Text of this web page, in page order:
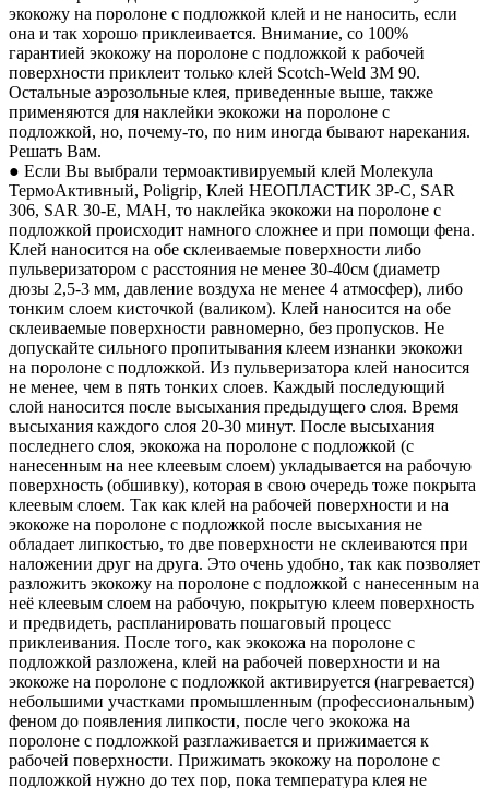
экокожу на поролоне с подложкой клей и не наносить, если
она и так хорошо приклеивается. Внимание, со 100%
гарантией экокожу на поролоне с подложкой к рабочей
поверхности приклеит только клей Scotch-Weld 3M 90.
Остальные аэрозольные клея, приведенные выше, также
применяются для наклейки экокожи на поролоне с
подложкой, но, почему-то, по ним иногда бывают нарекания.
Решать Вам.
● Если Вы выбрали термоактивируемый клей Молекула
ТермоАктивный, Poligrip, Клей НЕОПЛАСТИК 3P-C, SAR
306, SAR 30-E, MAH, то наклейка экокожи на поролоне с
подложкой происходит намного сложнее и при помощи фена.
Клей наносится на обе склеиваемые поверхности либо
пульверизатором с расстояния не менее 30-40см (диаметр
дюзы 2,5-3 мм, давление воздуха не менее 4 атмосфер), либо
тонким слоем кисточкой (валиком). Клей наносится на обе
склеиваемые поверхности равномерно, без пропусков. Не
допускайте сильного пропитывания клеем изнанки экокожи
на поролоне с подложкой. Из пульверизатора клей наносится
не менее, чем в пять тонких слоев. Каждый последующий
слой наносится после высыхания предыдущего слоя. Время
высыхания каждого слоя 20-30 минут. После высыхания
последнего слоя, экокожа на поролоне с подложкой (с
нанесенным на нее клеевым слоем) укладывается на рабочую
поверхность (обшивку), которая в свою очередь тоже покрыта
клеевым слоем. Так как клей на рабочей поверхности и на
экокоже на поролоне с подложкой после высыхания не
обладает липкостью, то две поверхности не склеиваются при
наложении друг на друга. Это очень удобно, так как позволяет
разложить экокожу на поролоне с подложкой с нанесенным на
неё клеевым слоем на рабочую, покрытую клеем поверхность
и предвидеть, распланировать пошаговый процесс
приклеивания. После того, как экокожа на поролоне с
подложкой разложена, клей на рабочей поверхности и на
экокоже на поролоне с подложкой активируется (нагревается)
небольшими участками промышленным (профессиональным)
феном до появления липкости, после чего экокожа на
поролоне с подложкой разглаживается и прижимается к
рабочей поверхности. Прижимать экокожу на поролоне с
подложкой нужно до тех пор, пока температура клея не